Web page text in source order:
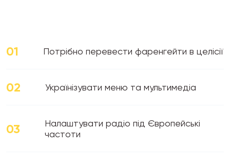
01 Потрібно перевести фаренгейти в целісії
02 Українізувати меню та мультимедіа
03
Налаштувати радіо під Європейські
частоти